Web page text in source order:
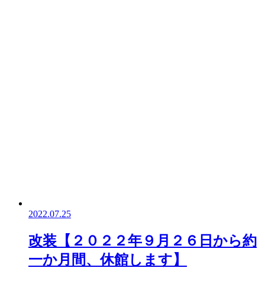
2022.07.25
改装【２０２２年９月２６日から約
一か月間、休館します】